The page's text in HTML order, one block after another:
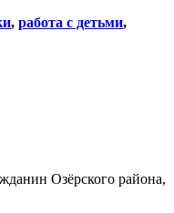
, работа с детьми,
Озёрского района,